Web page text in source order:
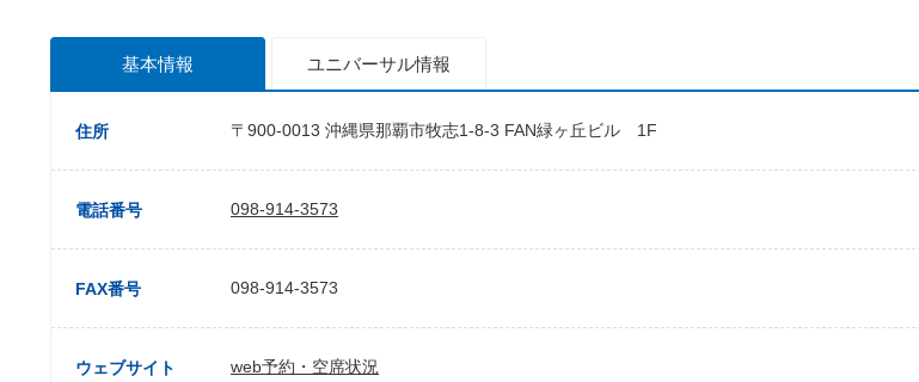
基本情報 ユニバーサル情報
住所 〒900-0013 沖縄県那覇市牧志1-8-3 FAN緑ヶ丘ビル 1F
電話番号 098-914-3573
FAX番号 098-914-3573
ウェブサイト web予約・空席状況